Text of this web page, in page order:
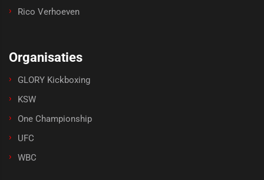
Rico Verhoeven
Organisaties
GLORY Kickboxing
KSW
One Championship
UFC
WBC